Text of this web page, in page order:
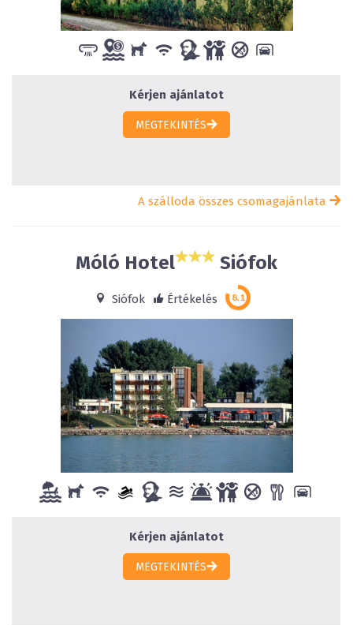
Kérjen ajánlatot
MEGTEKINTÉS
A szálloda összes csomagajánlata
Móló Hotel Siófok
Siófok Értékelés
Kérjen ajánlatot
MEGTEKINTÉS